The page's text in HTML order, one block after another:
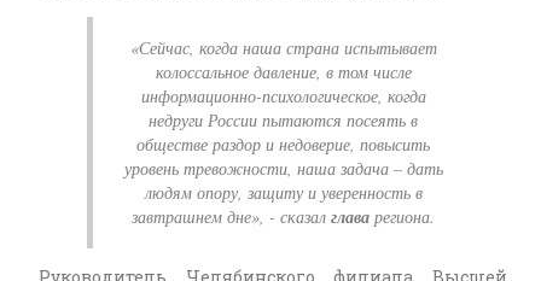
«Сейчас, когда наша страна испытывает
колоссальное давление, в том числе
информационно-психологическое, когда
недруги России пытаются посеять в
обществе раздор и недоверие, повысить
уровень тревожности, наша задача – дать
людям опору, защиту и уверенность в
завтрашнем дне», - сказал глава региона.
Руководитель Челябинского филиала Высшей